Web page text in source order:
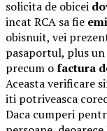
solicita de obicei
incat RCA sa fie
obisnuit, vei
pasaportul, plus
precum ofactura
Aceasta verificare
iti potriveasca
Daca cumperi